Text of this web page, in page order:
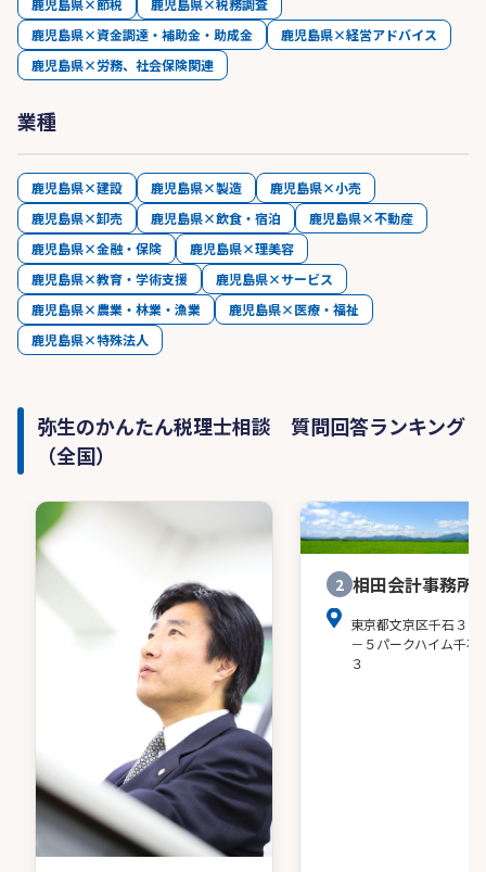
鹿児島県×資金調達・補助金・助成金
鹿児島県×経営アドバイス
鹿児島県×労務、社会保険関連
業種
鹿児島県×建設 鹿児島県×製造
鹿児島県×小売
鹿児島県×卸売
鹿児島県×飲食・宿泊
鹿児島県×不動産
鹿児島県×金融・保険
鹿児島県×理美容
鹿児島県×教育・学術支援
鹿児島県×サービス
鹿児島県×農業・林業・漁業
鹿児島県×医療・福祉
鹿児島県×特殊法人
弥生のかんたん税理士相談 質問回答ランキング
（全国）
2 相田会計事務所
東京都文京区千石３－
－５パークハイム千石
３